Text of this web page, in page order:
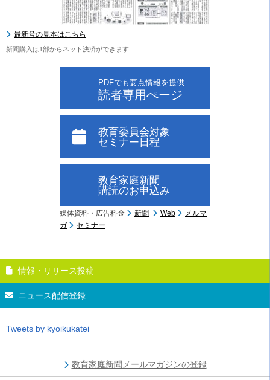
最新号の見本はこちら
新聞購入は1部からネット決済ができます
PDFでも要点情報を提供
読者専用ぺージ
教育委員会対象
セミナー日程
教育家庭新聞
購読のお申込み
媒体資料・広告料金 新聞 Web
メルマ
ガ
セミナー
情報・リリース投稿
ニュース配信登録
Tweets by kyoikukatei
教育家庭新聞メールマガジンの登録